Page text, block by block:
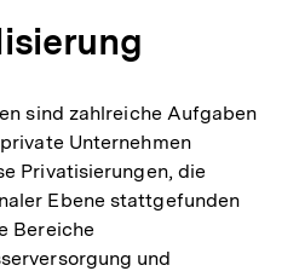
sind zahlreiche Aufgaben
Unternehmen
Privatisierungen, die
Ebene stattgefunden
Bereiche
und